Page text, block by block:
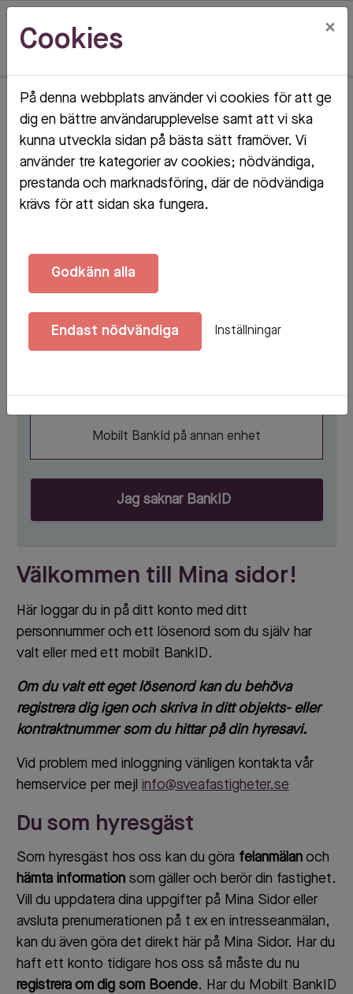
Hem Mina sidor
Mina sidor
Mobilt BankID
Mobilt BankId på annan enhet
Jag saknar BankID
Välkommen till Mina sidor!
Här loggar du in på ditt konto med ditt
personnummer och ett lösenord som du själv har
valt eller med ett mobilt BankID.
Om du valt ett eget lösenord kan du behöva
registrera dig igen och skriva in ditt objekts- eller
kontraktnummer som du hittar på din hyresavi.
Vid problem med inloggning vänligen kontakta vår
hemservice per mejl info@sveafastigheter.se
Du som hyresgäst
Som hyresgäst hos oss kan du göra felanmälan och
hämta information som gäller och berör din fastighet.
Vill du uppdatera dina uppgifter på Mina Sidor eller
avsluta prenumerationen på t ex en intresseanmälan,
kan du även göra det direkt här på Mina Sidor. Har du
haft ett konto tidigare hos oss så måste du nu
registrera om dig som Boende. Har du Mobilt BankID
Cookies ×
På denna webbplats använder vi cookies för att ge
dig en bättre användarupplevelse samt att vi ska
kunna utveckla sidan på bästa sätt framöver. Vi
använder tre kategorier av cookies; nödvändiga,
prestanda och marknadsföring, där de nödvändiga
krävs för att sidan ska fungera.
Godkänn alla
Endast nödvändiga Inställningar